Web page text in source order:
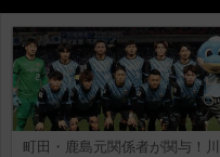
町田・鹿島元関係者が関与！川